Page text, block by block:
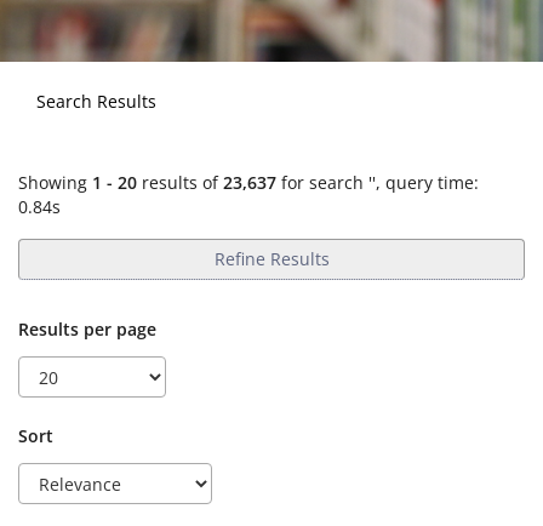
Search Results
Showing 1 - 20 results of23,637 for search '', query time:
0.84s
Refine Results
Results per page
Sort